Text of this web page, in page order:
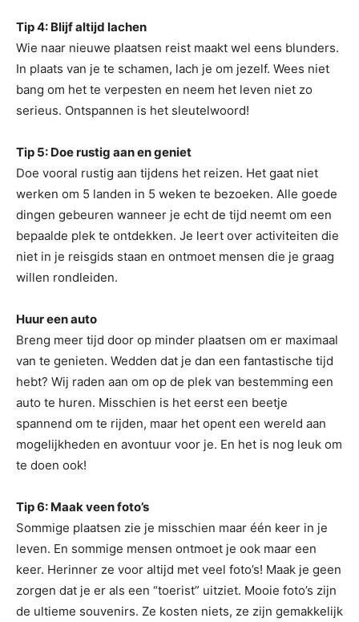
Tip 4: Blijf altijd lachen
Wie naar nieuwe plaatsen reist maakt wel eens blunders.
In plaats van je te schamen, lach je om jezelf. Wees niet
bang om het te verpesten en neem het leven niet zo
serieus. Ontspannen is het sleutelwoord!
Tip 5: Doe rustig aan en geniet
Doe vooral rustig aan tijdens het reizen. Het gaat niet
werken om 5 landen in 5 weken te bezoeken. Alle goede
dingen gebeuren wanneer je echt de tijd neemt om een
bepaalde plek te ontdekken. Je leert over activiteiten die
niet in je reisgids staan en ontmoet mensen die je graag
willen rondleiden.
Huur een auto
Breng meer tijd door op minder plaatsen om er maximaal
van te genieten. Wedden dat je dan een fantastische tijd
hebt? Wij raden aan om op de plek van bestemming een
auto te huren. Misschien is het eerst een beetje
spannend om te rijden, maar het opent een wereld aan
mogelijkheden en avontuur voor je. En het is nog leuk om
te doen ook!
Tip 6: Maak veen foto’s
Sommige plaatsen zie je misschien maar één keer in je
leven. En sommige mensen ontmoet je ook maar een
keer. Herinner ze voor altijd met veel foto’s! Maak je geen
zorgen dat je er als een “toerist” uitziet. Mooie foto’s zijn
de ultieme souvenirs. Ze kosten niets, ze zijn gemakkelijk